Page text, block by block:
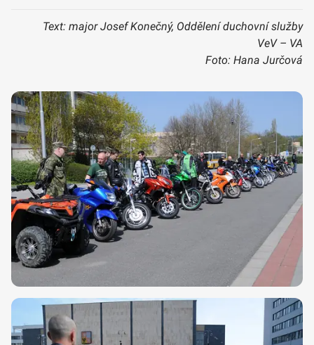
Text: major Josef Konečný, Oddělení duchovní služby
VeV – VA
Foto: Hana Jurčová